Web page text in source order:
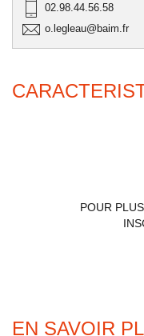
02.98.44.56.58
o.legleau@baim.fr
POUR
EN SAVOIR